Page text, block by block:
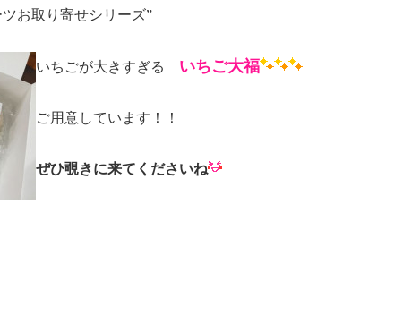
お取り寄せシリーズ”
いちごが大きすぎる いちご大福
ご用意しています！！
ぜひ覗きに来てくださいね